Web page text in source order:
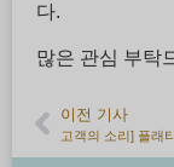
다.
많은 관심 부탁
이전 기사
고객의 소리] 플래